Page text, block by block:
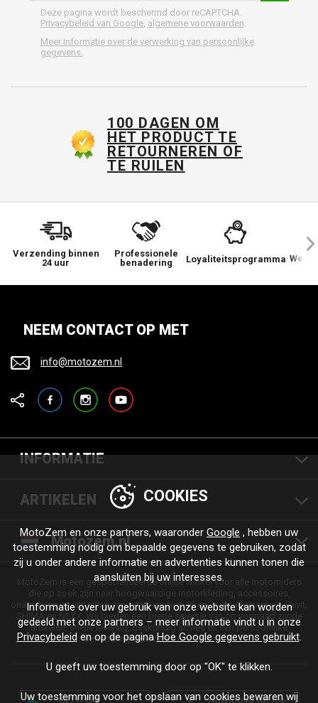
Deze pagina wordt beschermd door reCAPTCHA.
Privacybeleid van Google, algemene voorwaarden.
Meer informatie over de verwerking van persoonlijke
gegevens.
100 DAGEN OM
HET PRODUCT TE
RETOURNEREN OF
TE RUILEN
Verzending binnen
24 uur
Professionele
benadering
Loyaliteitsprogramma We
NEEM CONTACT OP MET
info@motozem.nl
FacebookInstagramYouTube
INFORMATIE
ARTIKELEN
Motozem.nl
MotoZem is een gespecialiseerde online winkel voor alle motorrijders
onderdelen en uitrusting van vertrouwde merken zoals Alpinestars, Revit,
SHIMA en NEXX. Wij bieden een brede selectie van op voorraad zijnde
artikelen, snelle levering, deskundig advies en een persoonlijke
benadering - voor elke rit en elke stijl.
COOKIES
MotoZem en onze partners, waaronder Google , hebben uw
toestemming nodig om bepaalde gegevens te gebruiken, zodat
zij u onder andere informatie en advertenties kunnen tonen die
aansluiten bij uw interesses.
Informatie over uw gebruik van onze website kan worden
gedeeld met onze partners – meer informatie vindt u in onze
Privacybeleid en op de pagina Hoe Google gegevens gebruikt.
U geeft uw toestemming door op "OK" te klikken.
Uw toestemming voor het opslaan van cookies bewaren wij